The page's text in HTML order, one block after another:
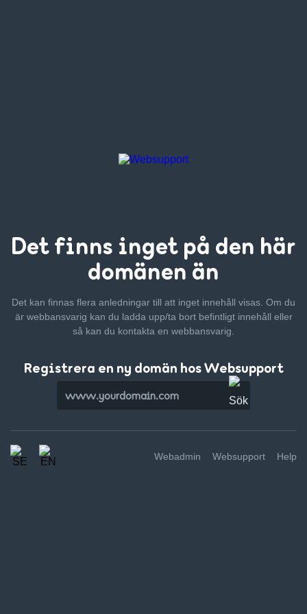
Det finns inget på den här
domänen än
Det kan finnas flera anledningar till att inget innehåll visas. Om du
är webbansvarig kan du ladda upp/ta bort befintligt innehåll eller
så kan du kontakta en webbansvarig.
Registrera en ny domän hos Websupport
Webadmin Websupport Help